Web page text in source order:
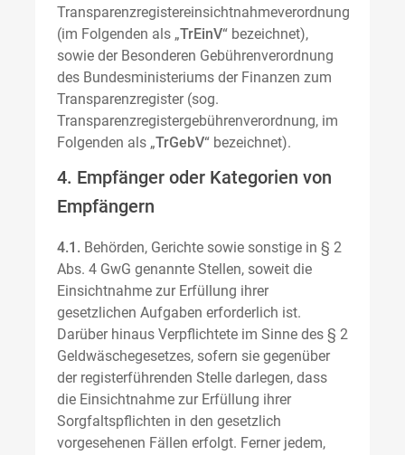
Transparenzregistereinsichtnahmeverordnung
(im Folgenden als „TrEinV“ bezeichnet),
sowie der Besonderen Gebührenverordnung
des Bundesministeriums der Finanzen zum
Transparenzregister (sog.
Transparenzregistergebührenverordnung, im
Folgenden als „TrGebV“ bezeichnet).
4. Empfänger oder Kategorien von
Empfängern
4.1. Behörden, Gerichte sowie sonstige in § 2
Abs. 4 GwG genannte Stellen, soweit die
Einsichtnahme zur Erfüllung ihrer
gesetzlichen Aufgaben erforderlich ist.
Darüber hinaus Verpflichtete im Sinne des § 2
Geldwäschegesetzes, sofern sie gegenüber
der registerführenden Stelle darlegen, dass
die Einsichtnahme zur Erfüllung ihrer
Sorgfaltspflichten in den gesetzlich
vorgesehenen Fällen erfolgt. Ferner jedem,